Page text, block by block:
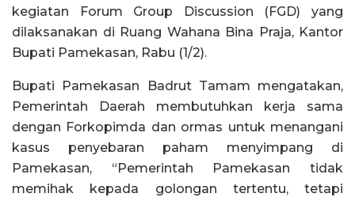
kegiatan Forum Group Discussion (FGD) yang
dilaksanakan di Ruang Wahana Bina Praja, Kantor
Bupati Pamekasan, Rabu (1/2).
Bupati Pamekasan Badrut Tamam mengatakan,
Pemerintah Daerah membutuhkan kerja sama
dengan Forkopimda dan ormas untuk menangani
kasus penyebaran paham menyimpang di
Pamekasan, “Pemerintah Pamekasan tidak
memihak kepada golongan tertentu, tetapi